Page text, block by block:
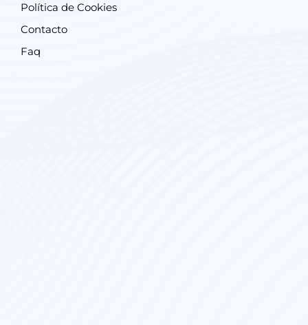
Política de Cookies
Contacto
Faq